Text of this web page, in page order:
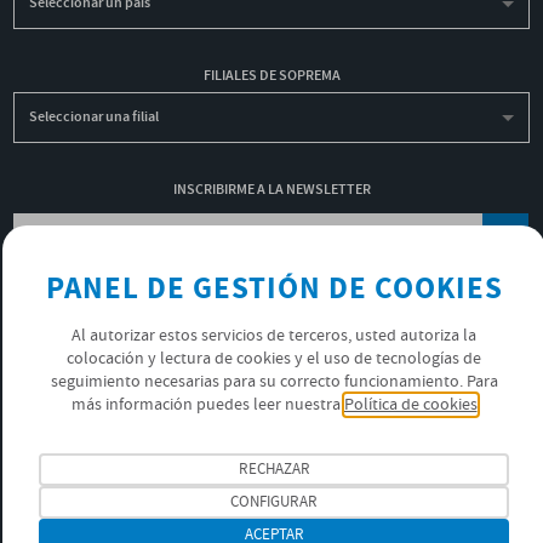
FILIALES DE SOPREMA
Seleccionar una filial
INSCRIBIRME A LA NEWSLETTER
POLÍTICA DE PRIVACIDAD
ÚNETE AL EQUIPO SOPREMA
SÍGUENOS
PANEL DE GESTIÓN DE COOKIES
Al autorizar estos servicios de terceros, usted autoriza la
colocación y lectura de cookies y el uso de tecnologías de
seguimiento necesarias para su correcto funcionamiento. Para
más información puedes leer nuestra Política de cookies
RECHAZAR
CONFIGURAR
ACEPTAR